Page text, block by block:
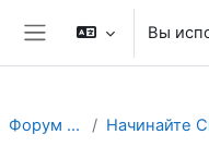
Перейти к основному
Боковая панель
Вы
Форум Йоги.